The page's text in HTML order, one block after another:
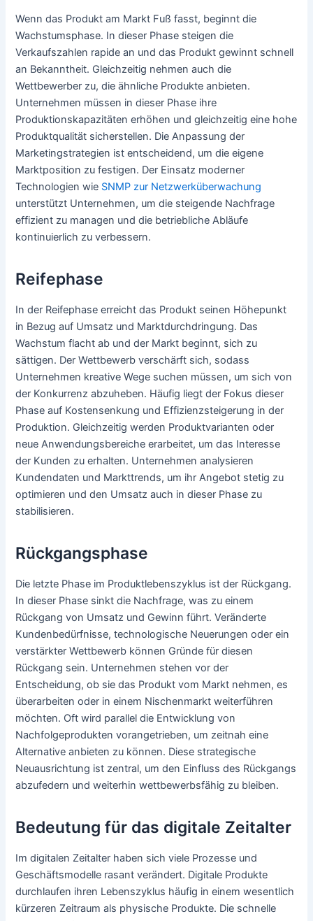
Wenn das Produkt am Markt Fuß fasst, beginnt die
Wachstumsphase. In dieser Phase steigen die
Verkaufszahlen rapide an und das Produkt gewinnt schnell
an Bekanntheit. Gleichzeitig nehmen auch die
Wettbewerber zu, die ähnliche Produkte anbieten.
Unternehmen müssen in dieser Phase ihre
Produktionskapazitäten erhöhen und gleichzeitig eine hohe
Produktqualität sicherstellen. Die Anpassung der
Marketingstrategien ist entscheidend, um die eigene
Marktposition zu festigen. Der Einsatz moderner
Technologien wie SNMP zur Netzwerküberwachung
unterstützt Unternehmen, um die steigende Nachfrage
effizient zu managen und die betriebliche Abläufe
kontinuierlich zu verbessern.
Reifephase
In der Reifephase erreicht das Produkt seinen Höhepunkt
in Bezug auf Umsatz und Marktdurchdringung. Das
Wachstum flacht ab und der Markt beginnt, sich zu
sättigen. Der Wettbewerb verschärft sich, sodass
Unternehmen kreative Wege suchen müssen, um sich von
der Konkurrenz abzuheben. Häufig liegt der Fokus dieser
Phase auf Kostensenkung und Effizienzsteigerung in der
Produktion. Gleichzeitig werden Produktvarianten oder
neue Anwendungsbereiche erarbeitet, um das Interesse
der Kunden zu erhalten. Unternehmen analysieren
Kundendaten und Markttrends, um ihr Angebot stetig zu
optimieren und den Umsatz auch in dieser Phase zu
stabilisieren.
Rückgangsphase
Die letzte Phase im Produktlebenszyklus ist der Rückgang.
In dieser Phase sinkt die Nachfrage, was zu einem
Rückgang von Umsatz und Gewinn führt. Veränderte
Kundenbedürfnisse, technologische Neuerungen oder ein
verstärkter Wettbewerb können Gründe für diesen
Rückgang sein. Unternehmen stehen vor der
Entscheidung, ob sie das Produkt vom Markt nehmen, es
überarbeiten oder in einem Nischenmarkt weiterführen
möchten. Oft wird parallel die Entwicklung von
Nachfolgeprodukten vorangetrieben, um zeitnah eine
Alternative anbieten zu können. Diese strategische
Neuausrichtung ist zentral, um den Einfluss des Rückgangs
abzufedern und weiterhin wettbewerbsfähig zu bleiben.
Bedeutung für das digitale Zeitalter
Im digitalen Zeitalter haben sich viele Prozesse und
Geschäftsmodelle rasant verändert. Digitale Produkte
durchlaufen ihren Lebenszyklus häufig in einem wesentlich
kürzeren Zeitraum als physische Produkte. Die schnelle